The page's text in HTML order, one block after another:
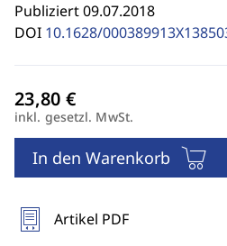
Publiziert 09.07.2018
DOI 10.1628/
inkl. gesetzl. MwSt.
In den Warenkorb
Artikel PDF